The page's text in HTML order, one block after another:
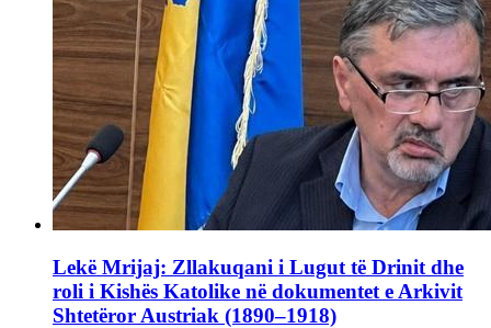
Lekë Mrijaj: Zllakuqani i Lugut të Drinit dhe
roli i Kishës Katolike në dokumentet e Arkivit
Shtetëror Austriak (1890–1918)